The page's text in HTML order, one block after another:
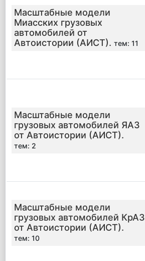
Масштабные модели
Миасских грузовых
автомобилей от
Автоистории (АИСТ). тем: 11
Масштабные модели
грузовых автомобилей ЯАЗ
от Автоистории (АИСТ).
тем: 2
Масштабные модели
грузовых автомобилей КрАЗ
от Автоистории (АИСТ).
тем: 10